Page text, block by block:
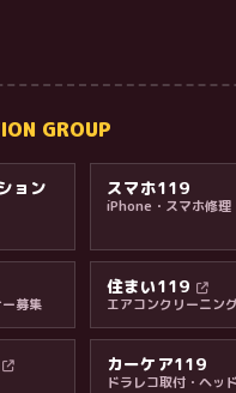
GROUP
ョン スマホ119
iPhone・スマホ修理
募集
住まい119
エアコンクリーニン
カーケア119
ドラレコ取付・ヘッ